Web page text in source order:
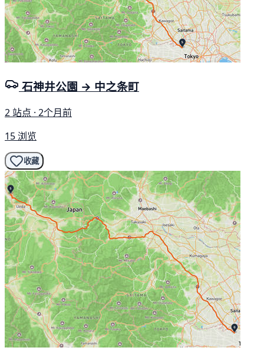
石神井公園 → 中之条町
2 站点 · 2个月前
15 浏览
收藏